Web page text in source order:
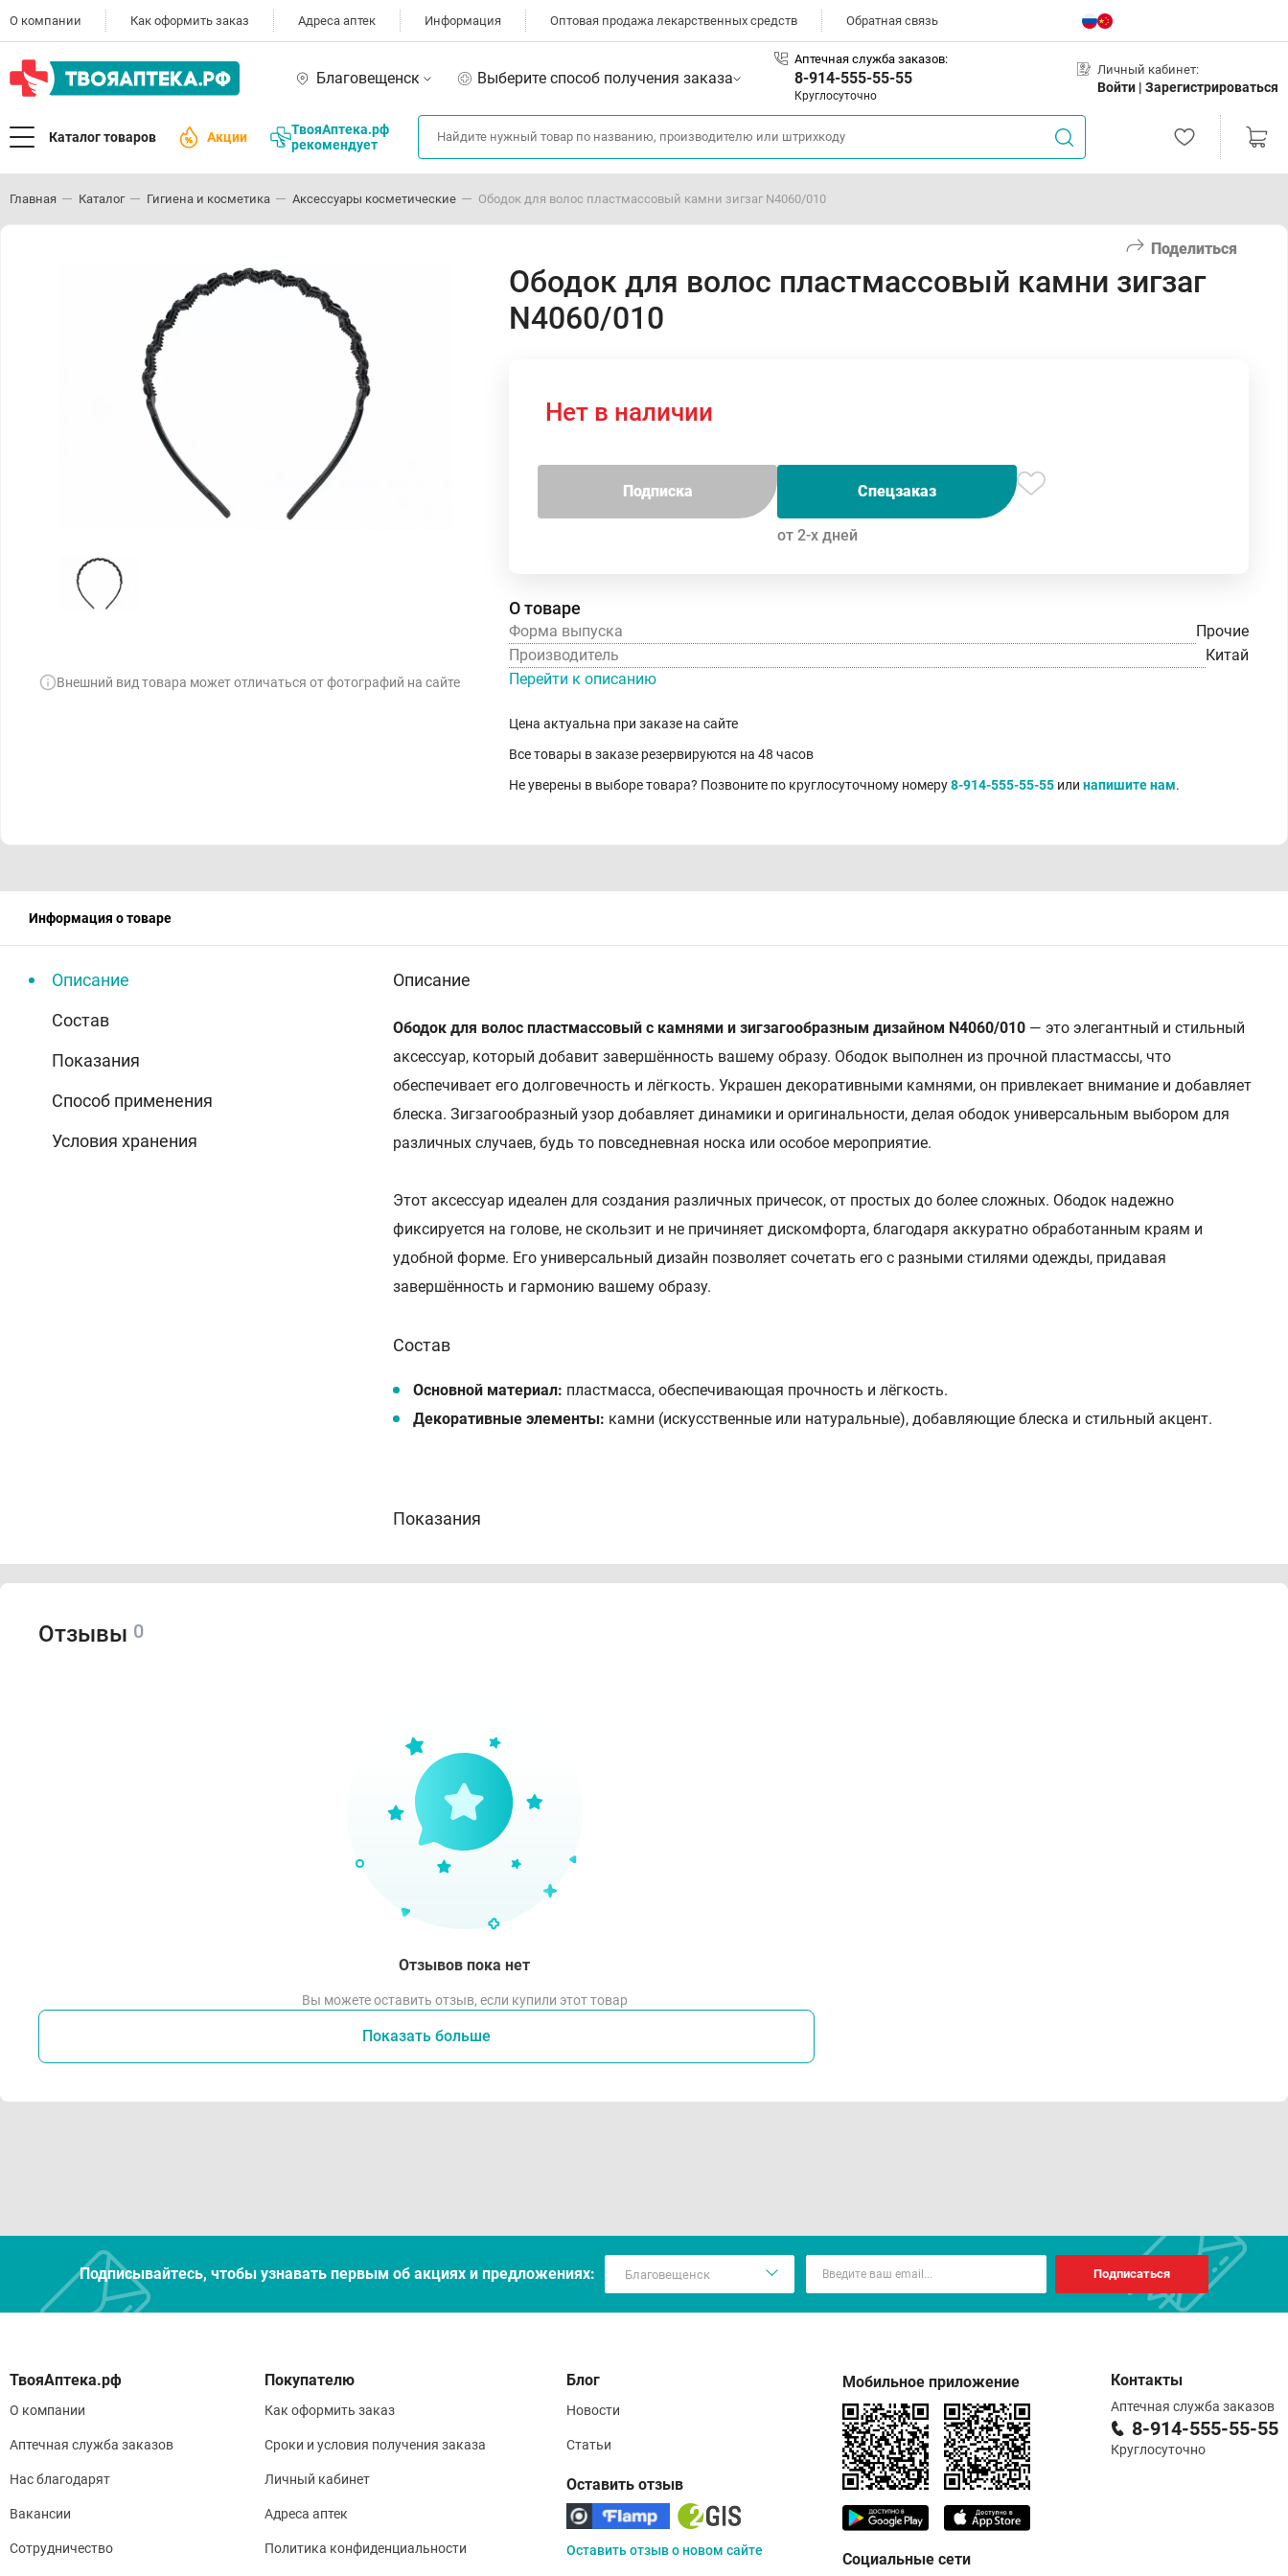
О компании Как оформить заказ Адреса аптек Информация Оптовая продажа лекарственных средств Обратная связь
Благовещенск Выберите способ получения заказа
Аптечная служба заказов:
8-914-555-55-55
Круглосуточно
Личный кабинет:
Войти | Зарегистрироваться
Каталог товаров Акции
ТвояАптека.рф
рекомендует
Главная Каталог Гигиена и косметика Аксессуары косметические Ободок для волос пластмассовый камни зигзаг N4060/010
Поделиться
Внешний вид товара может отличаться от фотографий на сайте
Ободок для волос пластмассовый камни зигзаг
N4060/010
Нет в наличии
Подписка Спецзаказ
от 2-х дней
О товаре
Форма выпуска
Прочие
Производитель
Китай
Перейти к описанию
Цена актуальна при заказе на сайте
Все товары в заказе резервируются на 48 часов
Не уверены в выборе товара? Позвоните по круглосуточному номеру8-914-555-55-55 или напишите нам.
Информация о товаре
Описание
Состав
Показания
Способ применения
Условия хранения
Описание
Ободок для волос пластмассовый с камнями и зигзагообразным дизайном N4060/010 — это элегантный и стильный
аксессуар, который добавит завершённость вашему образу. Ободок выполнен из прочной пластмассы, что
обеспечивает его долговечность и лёгкость. Украшен декоративными камнями, он привлекает внимание и добавляет
блеска. Зигзагообразный узор добавляет динамики и оригинальности, делая ободок универсальным выбором для
различных случаев, будь то повседневная носка или особое мероприятие.
Этот аксессуар идеален для создания различных причесок, от простых до более сложных. Ободок надежно
фиксируется на голове, не скользит и не причиняет дискомфорта, благодаря аккуратно обработанным краям и
удобной форме. Его универсальный дизайн позволяет сочетать его с разными стилями одежды, придавая
завершённость и гармонию вашему образу.
Состав
Основной материал: пластмасса, обеспечивающая прочность и лёгкость.
Декоративные элементы: камни (искусственные или натуральные), добавляющие блеска и стильный акцент.
Показания
Для создания различных причесок и дополнения образа.
Поместите ободок на голову, убедившись, что он удобно сидит и не скользит.
Расположите его так, чтобы камни и узор были видны с желаемого угла.
Регулируйте положение ободка, чтобы он комфортно и надежно держался на волосах.
Используйте ободок как в обычной жизни, так и для создания более сложных причесок для особых случаев.
Храните ободок в сухом месте, вдали от прямых солнечных лучей и высокой влажности, чтобы предотвратить
Избегайте контакта с агрессивными химическими веществами и острыми предметами, чтобы сохранить внешний
Отзывы 0
Отзывов пока нет
Вы можете оставить отзыв, если купили этот товар
Показать больше
Подписывайтесь, чтобы узнавать первым об акцияx и предложениях: Подписаться
О компании
Аптечная служба заказов
Нас благодарят
Вакансии
Сотрудничество
Покупателю
Как оформить заказ
Сроки и условия получения заказа
Личный кабинет
Адреса аптек
Политика конфиденциальности
Блог
Новости
Статьи
Оставить отзыв
Оставить отзыв о новом сайте
Мобильное приложение
Социальные сети
Контакты
Аптечная служба заказов
8-914-555-55-55
Круглосуточно